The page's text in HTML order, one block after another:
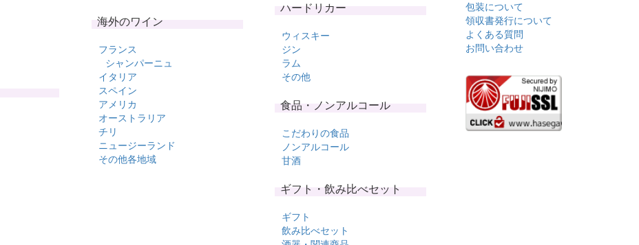
海外のワイン
フランス
シャンパーニュ
イタリア
スペイン
アメリカ
オーストラリア
チリ
ニュージーランド
その他各地域
ハードリカー
ウィスキー
ジン
ラム
その他
食品・ノンアルコール
こだわりの食品
ノンアルコール
甘酒
ギフト・飲み比べセット
ギフト
飲み比べセット
包装について
領収書発行について
よくある質問
お問い合わせ